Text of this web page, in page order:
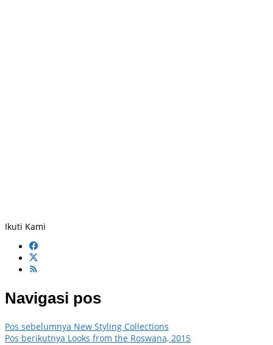
Ikuti Kami
Navigasi pos
Pos sebelumnya New Styling Collections
Pos berikutnya Looks from the Roswana, 2015